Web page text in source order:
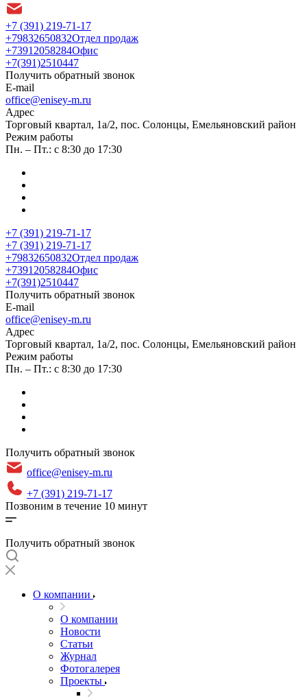
+7 (391) 219-71-17
+79832650832Отдел продаж
+73912058284Офис
+7(391)2510447
Получить обратный звонок
E-mail
office@enisey-m.ru
Адрес
​Торговый квартал, 1а/2, пос. Солонцы, Емельяновский район
Режим работы
Пн. – Пт.: с 8:30 до 17:30
+7 (391) 219-71-17
+7 (391) 219-71-17
+79832650832Отдел продаж
+73912058284Офис
+7(391)2510447
Получить обратный звонок
E-mail
office@enisey-m.ru
Адрес
​Торговый квартал, 1а/2, пос. Солонцы, Емельяновский район
Режим работы
Пн. – Пт.: с 8:30 до 17:30
Получить обратный звонок
office@enisey-m.ru
+7 (391) 219-71-17
Позвоним в течение 10 минут
Получить обратный звонок
О компании
О компании
Новости
Статьи
Журнал
Фотогалерея
Проекты